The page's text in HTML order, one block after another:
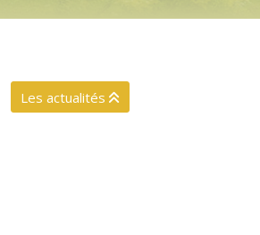
Les actualités